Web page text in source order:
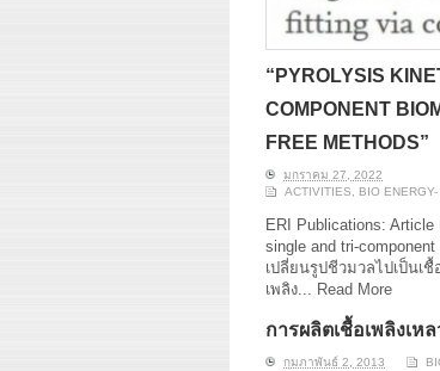
“PYROLYSIS
COMPONENT
FREE METHODS”
มกราคม 27, 2022
ACTIVITIES, BIO
ERI Publications:
single and tri-
เปลี่ยนรูปชีวมวลไปเป็นเ
เพลิง... Read More
การผลิตเชื้อเพลิงเ
กุมภาพันธ์ 2, 2013